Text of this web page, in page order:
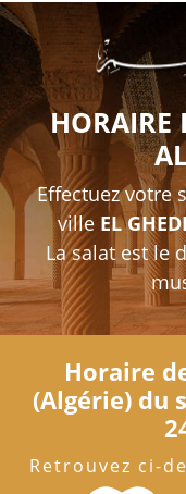
HORAIRE
Effectuez votre
ville EL
La salat est le
Horaire
(Algérie) du
Retrouvez ci-